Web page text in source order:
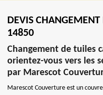
DEVIS CHANGEMENT
14850
Changement de tuiles
orientez-vous vers les
par Marescot
Marescot Couverture est un